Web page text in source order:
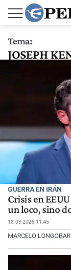
Tema:
JOSEPH
GUERRA EN IRÁN
Crisis en
un loco, sino
18-03-2026 11:45
MARCELO